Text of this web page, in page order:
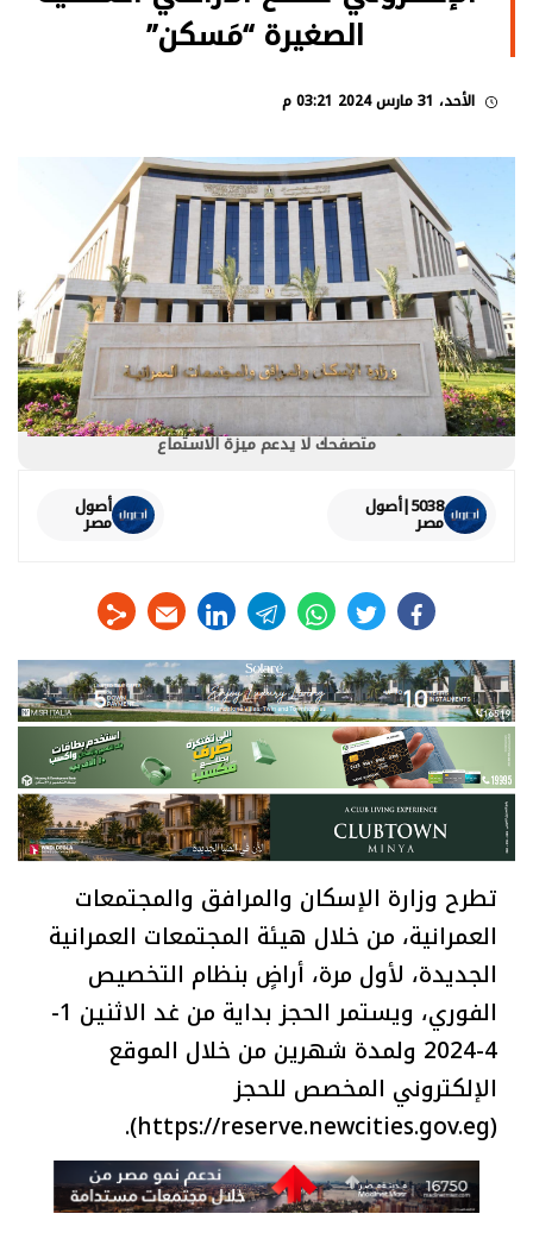
الصغيرة “مَسكن”
الأحد، 31 مارس 2024 03:21 م
متصفحك لا يدعم ميزة الاستماع
5038|أصول
مصر
أصول
مصر
facebook
twitter
whats
telegram
linkedin
تطرح وزارة الإسكان والمرافق والمجتمعات
العمرانية، من خلال هيئة المجتمعات العمرانية
الجديدة، لأول مرة، أراضٍ بنظام التخصيص
الفوري، ويستمر الحجز بداية من غد الاثنين 1-
4-2024 ولمدة شهرين من خلال الموقع
الإلكتروني المخصص للحجز
(https://reserve.newcities.gov.eg).